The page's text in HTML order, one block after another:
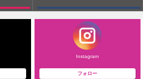
Instagram
フォロー